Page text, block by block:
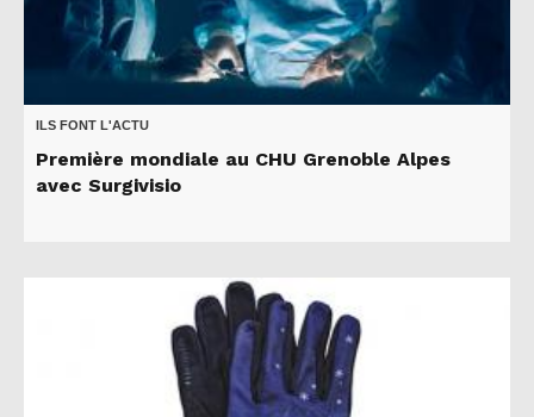
ILS FONT L'ACTU
Première mondiale au CHU Grenoble Alpes
avec Surgivisio